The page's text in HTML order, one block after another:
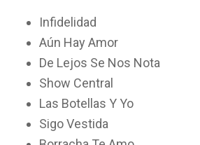
Infidelidad
Aún Hay Amor
De Lejos Se Nos Nota
Show Central
Las Botellas Y Yo
Sigo Vestida